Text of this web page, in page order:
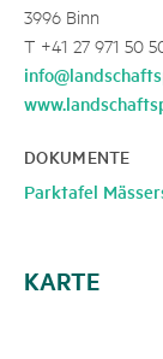
3996 Binn
T +41 27 971 50
DOKUMENTE
Parktafel
KARTE